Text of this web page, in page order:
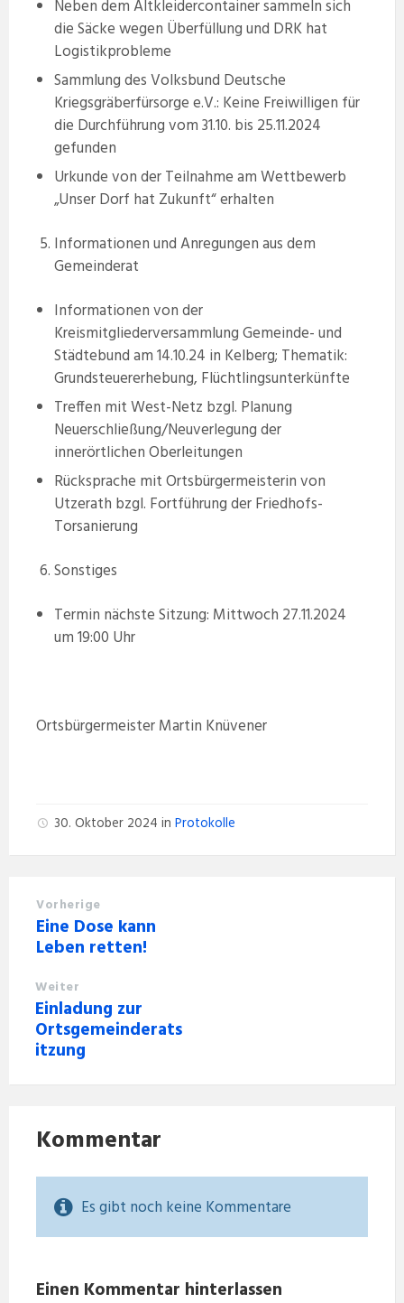
Neben dem Altkleidercontainer sammeln sich
die Säcke wegen Überfüllung und DRK hat
Logistikprobleme
Sammlung des Volksbund Deutsche
Kriegsgräberfürsorge e.V.: Keine Freiwilligen für
die Durchführung vom 31.10. bis 25.11.2024
gefunden
Urkunde von der Teilnahme am Wettbewerb
„Unser Dorf hat Zukunft“ erhalten
Informationen und Anregungen aus dem
Gemeinderat
Informationen von der
Kreismitgliederversammlung Gemeinde- und
Städtebund am 14.10.24 in Kelberg; Thematik:
Grundsteuererhebung, Flüchtlingsunterkünfte
Treffen mit West-Netz bzgl. Planung
Neuerschließung/Neuverlegung der
innerörtlichen Oberleitungen
Rücksprache mit Ortsbürgermeisterin von
Utzerath bzgl. Fortführung der Friedhofs-
Torsanierung
Sonstiges
Termin nächste Sitzung: Mittwoch 27.11.2024
um 19:00 Uhr
Ortsbürgermeister Martin Knüvener
30. Oktober 2024 in Protokolle
Vorherige
Eine Dose kann
Leben retten!
Weiter
Einladung zur
Ortsgemeinderats
itzung
Kommentar
Es gibt noch keine Kommentare
Einen Kommentar hinterlassen